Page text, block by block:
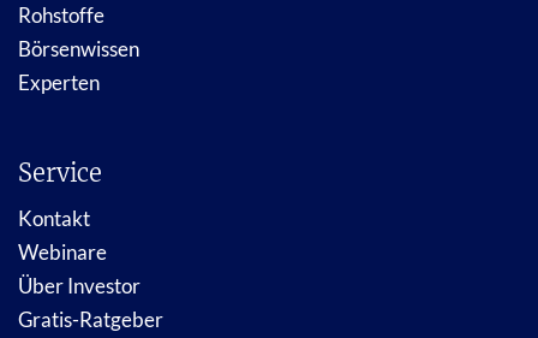
Rohstoffe
Börsenwissen
Experten
Service
Kontakt
Webinare
Über Investor
Gratis-Ratgeber